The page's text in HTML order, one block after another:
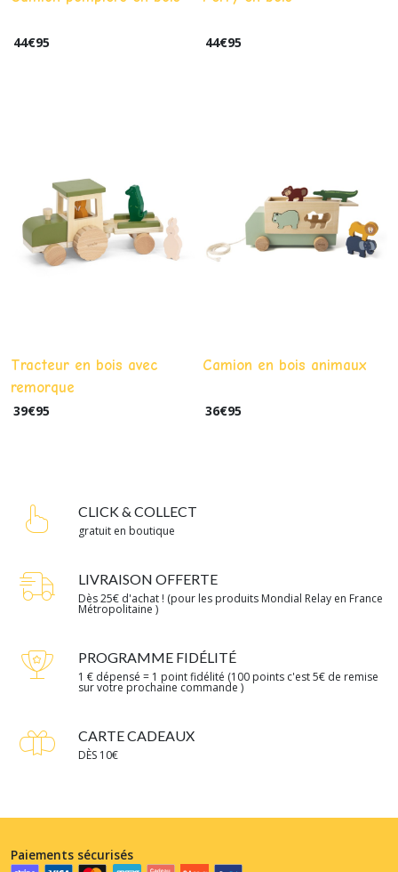
44€95 44€95
Tracteur en bois avec
remorque
39€95
Camion en bois animaux
36€95
CLICK & COLLECT
gratuit en boutique
LIVRAISON OFFERTE
Dès 25€ d'achat ! (pour les produits Mondial Relay en France
Métropolitaine )
PROGRAMME FIDÉLITÉ
1 € dépensé = 1 point fidélité (100 points c'est 5€ de remise
sur votre prochaine commande )
CARTE CADEAUX
DÈS 10€
Paiements sécurisés